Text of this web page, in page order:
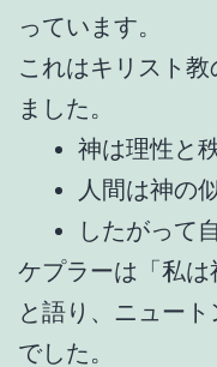
っています。
これはキリスト
ました。
神は理性と
人間は神の
したがって
ケプラーは「私は
と語り、ニュー
でした。